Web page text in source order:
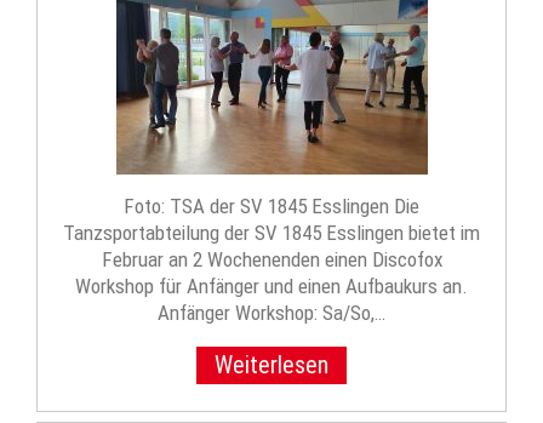
Foto: TSA der SV 1845 Esslingen Die
Tanzsportabteilung der SV 1845 Esslingen bietet im
Februar an 2 Wochenenden einen Discofox
Workshop für Anfänger und einen Aufbaukurs an.
Anfänger Workshop: Sa/So,…
Weiterlesen